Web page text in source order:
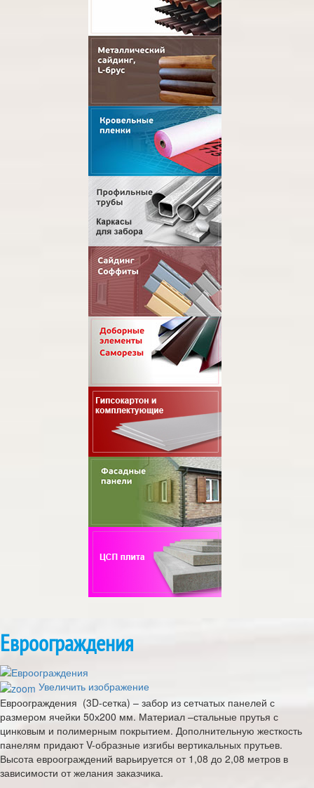
Евроограждения
Увеличить изображение
Евроограждения (3D-сетка) – забор из сетчатых панелей с
размером ячейки 50х200 мм. Материал –стальные прутья с
цинковым и полимерным покрытием. Дополнительную жесткость
панелям придают V-образные изгибы вертикальных прутьев.
Высота евроограждений варьируется от 1,08 до 2,08 метров в
зависимости от желания заказчика.